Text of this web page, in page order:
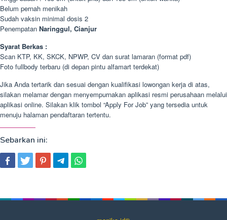
Belum pernah menikah
Sudah vaksin minimal dosis 2
Penempatan Naringgul, Cianjur
Syarat Berkas :
Scan KTP, KK, SKCK, NPWP, CV dan surat lamaran (format pdf)
Foto fullbody terbaru (di depan pintu alfamart terdekat)
Jika Anda tertarik dan sesuai dengan kualifikasi lowongan kerja di atas,
silakan melamar dengan menyempurnakan aplikasi resmi perusahaan melalui
aplikasi online. Silakan klik tombol “Apply For Job” yang tersedia untuk
menuju halaman pendaftaran tertentu.
Sebarkan ini: